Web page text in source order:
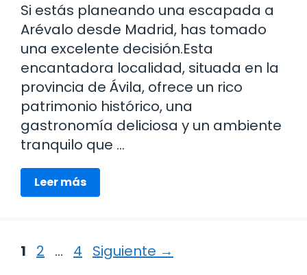
Si estás planeando una escapada a
Arévalo desde Madrid, has tomado
una excelente decisión.Esta
encantadora localidad, situada en la
provincia de Ávila, ofrece un rico
patrimonio histórico, una
gastronomía deliciosa y un ambiente
tranquilo que …
Leer más
Página
1 Página
2 … Página
4 Siguiente →